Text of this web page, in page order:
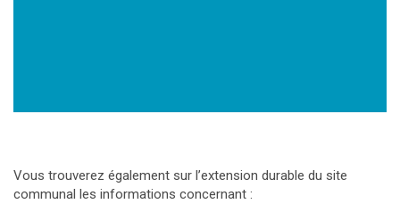
Vous trouverez également sur l’extension durable du site
communal les informations concernant :